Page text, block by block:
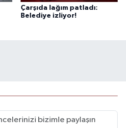
Çarşıda lağım patladı:
Belediye izliyor!